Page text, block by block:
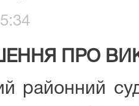
ПРО
районний